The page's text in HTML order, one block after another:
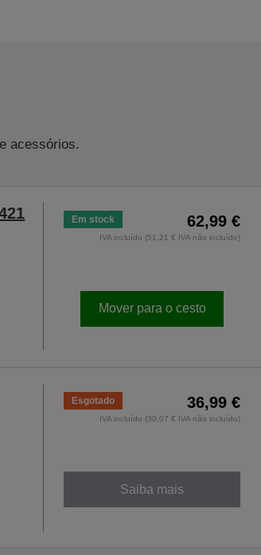
acessórios.
Em stock 62,99 €
IVA incluído (51,21 € IVA não incluído)
Mover para o cesto
Esgotado 36,99 €
IVA incluído (30,07 € IVA não incluído)
Saiba mais